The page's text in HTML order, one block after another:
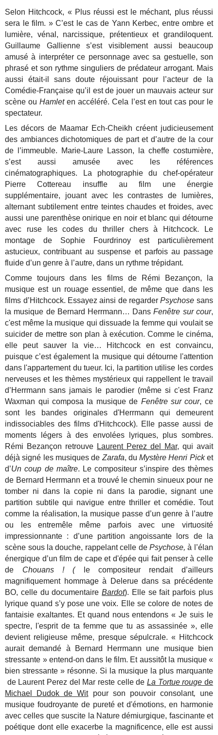
Selon Hitchcock, « Plus réussi est le méchant, plus réussi
sera le film. » C’est le cas de Yann Kerbec, entre ombre et
lumière, vénal, narcissique, prétentieux et grandiloquent.
Guillaume Gallienne s’est visiblement aussi beaucoup
amusé à interpréter ce personnage avec sa gestuelle, son
phrasé et son rythme singuliers de prédateur arrogant. Mais
aussi était-il sans doute réjouissant pour l’acteur de la
Comédie-Française qu’il est de jouer un mauvais acteur sur
scène ouHamleten accéléré. Cela l’est en tout cas pour le
spectateur.
Les décors de Maamar Ech-Cheikh créent judicieusement
des ambiances dichotomiques de part et d’autre de la cour
de l’immeuble. Marie-Laure Lasson, la cheffe costumière,
s’est aussi amusée avec les références
cinématographiques. La photographie du chef-opérateur
Pierre Cottereau insuffle au film une énergie
supplémentaire, jouant avec les contrastes de lumières,
alternant subtilement entre teintes chaudes et froides, avec
aussi une parenthèse onirique en noir et blanc qui détourne
avec ruse les codes du thriller chers à Hitchcock. Le
montage de Sophie Fourdrinoy est particulièrement
astucieux, contribuant au suspense et parfois au passage
fluide d’un genre à l’autre, dans un rythme trépidant.
Comme toujours dans les films de Rémi Bezançon, la
musique est un rouage essentiel, de même que dans les
films d’Hitchcock. Essayez ainsi de regarderPsychose sans
la musique de Bernard Herrmann… DansFenêtre sur cour,
c'est même la musique qui dissuade la femme qui voulait se
suicider de mettre son plan à exécution. Comme le cinéma,
elle peut sauver la vie… Hitchcock en est convaincu,
puisque c’est également la musique qui détourne l'attention
dans l'appartement du tueur. Ici, la partition utilise les cordes
nerveuses et les thèmes mystérieux qui rappellent le travail
d’Herrmann sans jamais le parodier (même si c'est Franz
Waxman qui composa la musique de Fenêtre sur cour, ce
sont les bandes originales d'Herrmann qui demeurent
indissociables des films d'Hitchcock). Elle passe aussi de
moments légers à des envolées lyriques, plus sombres.
Rémi Bezançon retrouve Laurent Perez del Mar, qui avait
déjà signé les musiques de Zarafa, duMystère Henri Picket
d’Un coup de maître. Le compositeur s’inspire des thèmes
de Bernard Herrmann et a trouvé le chemin sinueux pour ne
tomber ni dans la copie ni dans la parodie, signant une
partition subtile qui navigue entre thriller et comédie. Tout
comme la réalisation, la musique passe d’un genre à l’autre
ou les entremêle même parfois avec une virtuosité
impressionnante : d’une partition angoissante lors de la
scène sous la douche, rappelant celle dePsychose, à l’élan
énergique d’un film de cape et d'épée qui fait penser à celle
de Chouans ! (le compositeur rendait d’ailleurs
magnifiquement hommage à Delerue dans sa précédente
BO, celle du documentaireBardot). Elle se fait parfois plus
lyrique quand s’y pose une voix. Elle se colore de notes de
fantaisie exaltantes. Et quand nous entendons« Je suis le
spectre, l'esprit de ta femme que tu as assassinée », elle
devient religieuse même, presque sépulcrale. « Hitchcock
aurait demandé à Bernard Herrmann une musique bien
stressante » entend-on dans le film. Et aussitôt la musique «
bien stressante » résonne. Si la musique la plus marquante
de Laurent Perez del Mar reste celle de La Tortue rouge de
Michael Dudok de Witpour son pouvoir consolant, une
musique foudroyante de pureté et d'émotions, en harmonie
avec celles que suscite la Nature démiurgique, fascinante et
poétique dont elle exacerbe la magnificence, elle est aussi